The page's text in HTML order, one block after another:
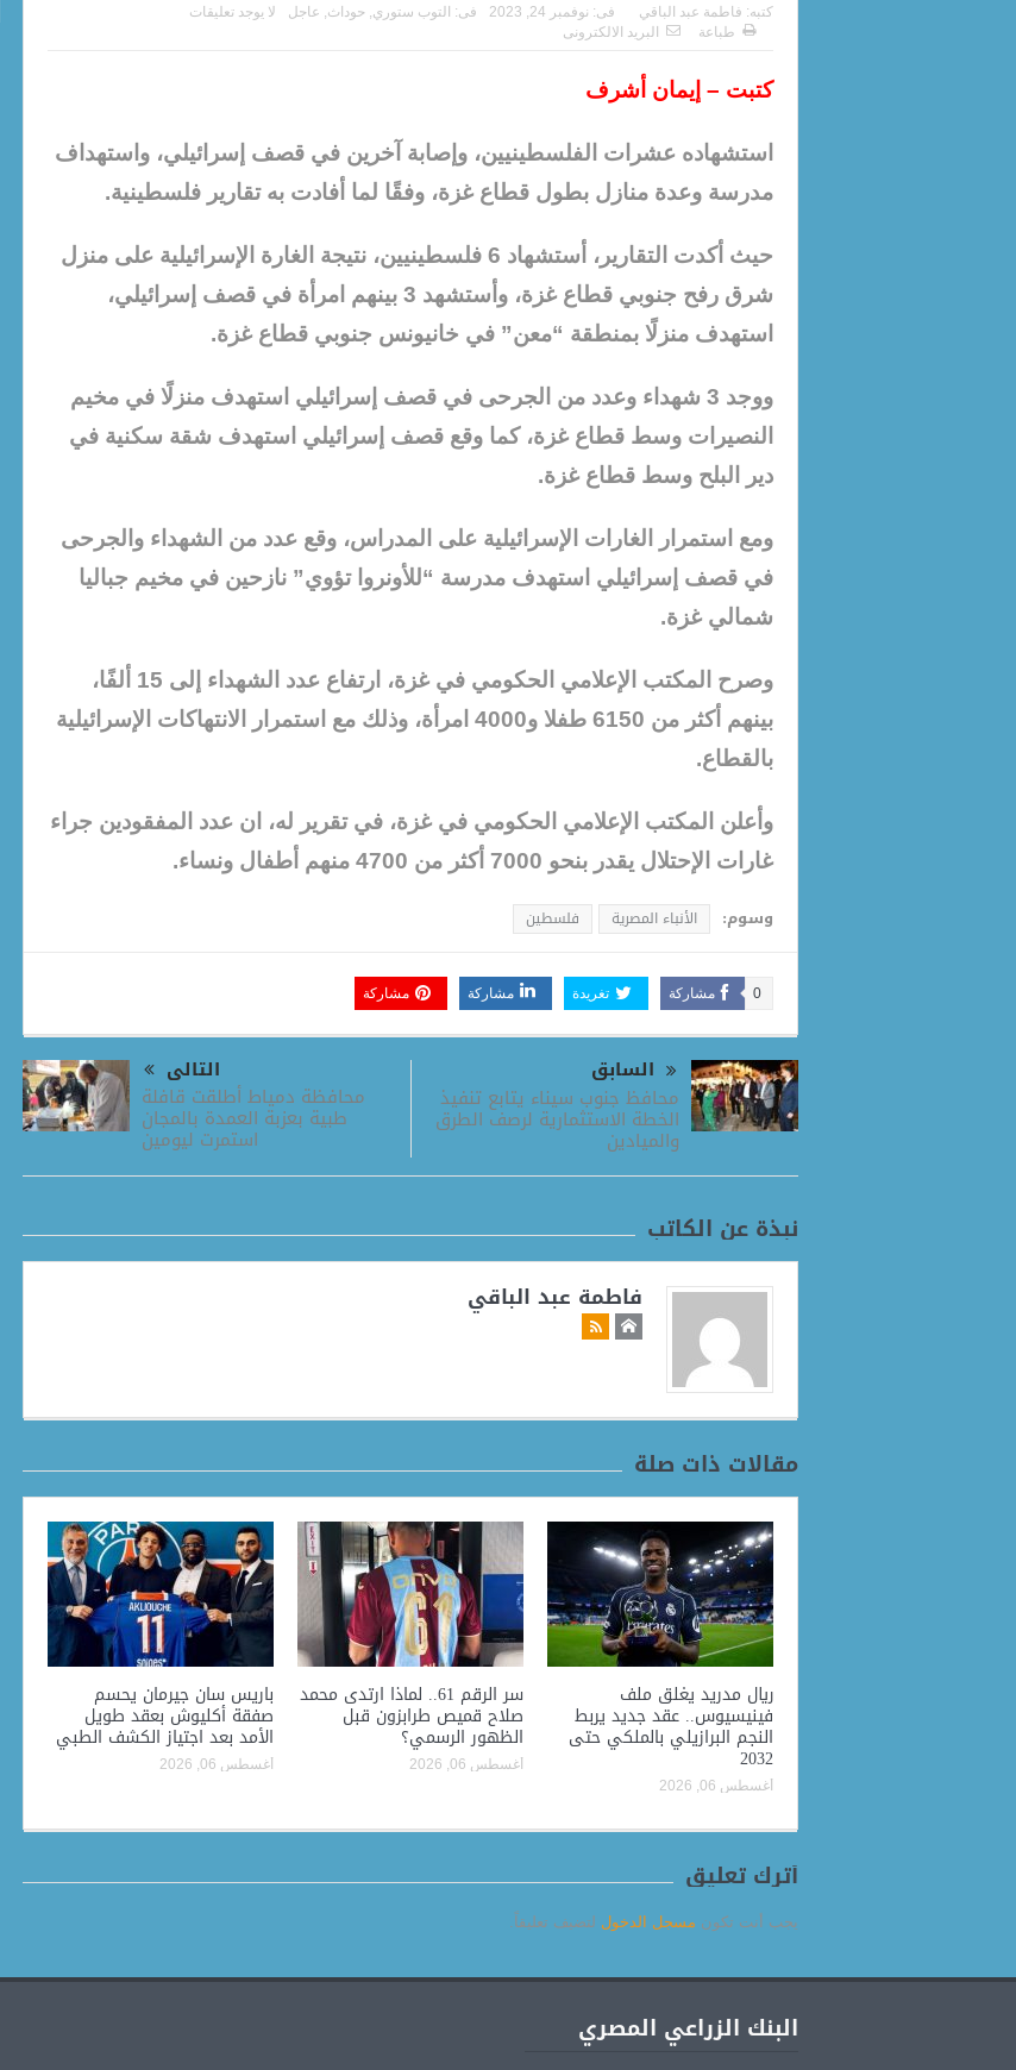
كتبه: فاطمة عبد الباقي فى: نوفمبر 24, 2023 فى: التوب ستوري, حوداث, عاجل
لا يوجد تعليقات
طباعة
البريد الالكترونى
كتبت – إيمان أشرف
استشهاده عشرات الفلسطينيين، وإصابة آخرين في قصف إسرائيلي، واستهداف
مدرسة وعدة منازل بطول قطاع غزة، وفقًا لما أفادت به تقارير فلسطينية.
حيث أكدت التقارير، أستشهاد 6 فلسطينيين، نتيجة الغارة الإسرائيلية على منزل
شرق رفح جنوبي قطاع غزة، وأستشهد 3 بينهم امرأة في قصف إسرائيلي،
استهدف منزلًا بمنطقة “معن” في خانيونس جنوبي قطاع غزة.
ووجد 3 شهداء وعدد من الجرحى في قصف إسرائيلي استهدف منزلًا في مخيم
النصيرات وسط قطاع غزة، كما وقع قصف إسرائيلي استهدف شقة سكنية في
دير البلح وسط قطاع غزة.
ومع استمرار الغارات الإسرائيلية على المدراس، وقع عدد من الشهداء والجرحى
في قصف إسرائيلي استهدف مدرسة “للأونروا تؤوي” نازحين في مخيم جباليا
شمالي غزة.
وصرح المكتب الإعلامي الحكومي في غزة، ارتفاع عدد الشهداء إلى 15 ألفًا،
بينهم أكثر من 6150 طفلا و4000 امرأة، وذلك مع استمرار الانتهاكات الإسرائيلية
بالقطاع.
وأعلن المكتب الإعلامي الحكومي في غزة، في تقرير له، ان عدد المفقودين جراء
غارات الإحتلال يقدر بنحو 7000 أكثر من 4700 منهم أطفال ونساء.
وسوم: الأنباء المصرية فلسطين
مشاركة 0 تغريدة مشاركة مشاركة
السابق
محافظ جنوب سيناء يتابع تنفيذ
الخطة الاستثمارية لرصف الطرق
والميادين
التالى
محافظة دمياط أطلقت قافلة
طبية بعزبة العمدة بالمجان
استمرت ليومين
نبذة عن الكاتب
فاطمة عبد الباقي
مقالات ذات صلة
ريال مدريد يغلق ملف
فينيسيوس.. عقد جديد يربط
النجم البرازيلي بالملكي حتى
2032
أغسطس 06, 2026
سر الرقم 61.. لماذا ارتدى محمد
صلاح قميص طرابزون قبل
الظهور الرسمي؟
أغسطس 06, 2026
باريس سان جيرمان يحسم
صفقة أكليوش بعقد طويل
الأمد بعد اجتياز الكشف الطبي
أغسطس 06, 2026
أترك تعليق
يجب أنت تكون مسجل الدخول لتضيف تعليقاً.
البنك الزراعي المصري